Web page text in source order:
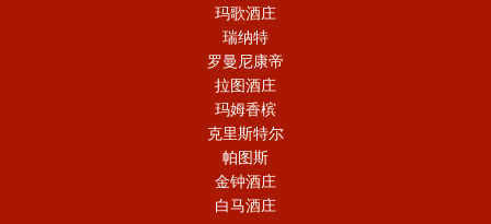
玛歌酒庄
瑞纳特
罗曼尼康帝
拉图酒庄
玛姆香槟
克里斯特尔
帕图斯
金钟酒庄
白马酒庄